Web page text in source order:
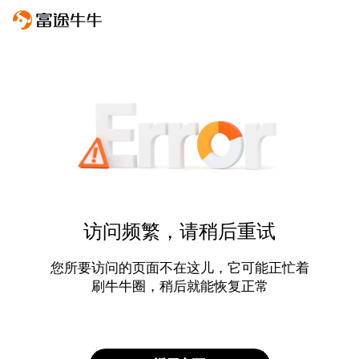
访问频繁，请稍后重试
您所要访问的页面不在这儿，它可能正忙着
刷牛牛圈，稍后就能恢复正常